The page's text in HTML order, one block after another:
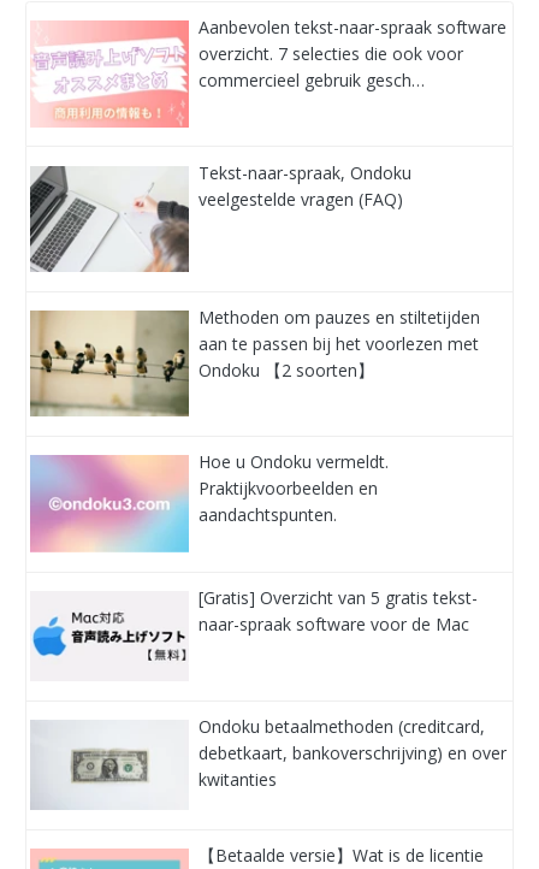
Aanbevolen tekst-naar-spraak software
overzicht. 7 selecties die ook voor
commercieel gebruik gesch…
Tekst-naar-spraak, Ondoku
veelgestelde vragen (FAQ)
Methoden om pauzes en stiltetijden
aan te passen bij het voorlezen met
Ondoku 【2 soorten】
Hoe u Ondoku vermeldt.
Praktijkvoorbeelden en
aandachtspunten.
[Gratis] Overzicht van 5 gratis tekst-
naar-spraak software voor de Mac
Ondoku betaalmethoden (creditcard,
debetkaart, bankoverschrijving) en over
kwitanties
【Betaalde versie】Wat is de licentie